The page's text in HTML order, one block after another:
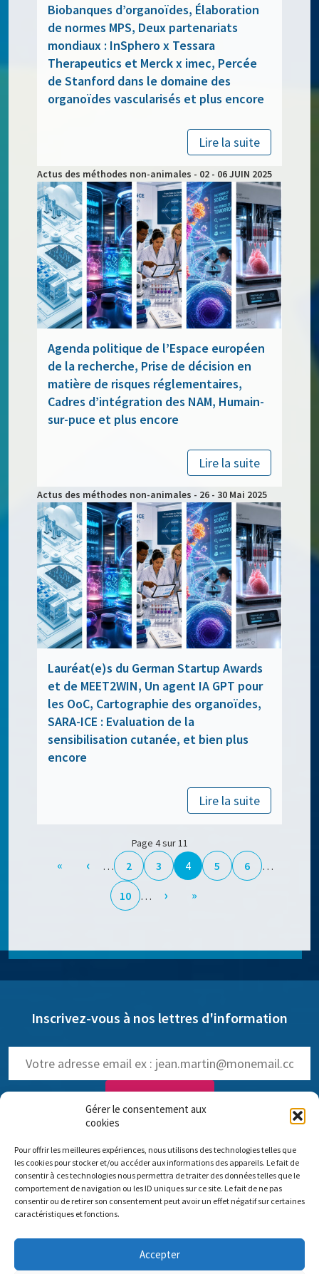
Gérer le consentement aux
cookies
Pour offrir les meilleures expériences, nous utilisons des technologies telles que
les cookies pour stocker et/ou accéder aux informations des appareils. Le fait de
consentir à ces technologies nous permettra de traiter des données telles que le
comportement de navigation ou les ID uniques sur ce site. Le fait de ne pas
consentir ou de retirer son consentement peut avoir un effet négatif sur certaines
caractéristiques et fonctions.
Accepter
Biobanques d’organoïdes, Élaboration
de normes MPS, Deux partenariats
mondiaux : InSphero x Tessara
Therapeutics et Merck x imec, Percée
de Stanford dans le domaine des
organoïdes vascularisés et plus encore
Lire la suite
Actus des méthodes non-animales - 02 - 06 JUIN 2025
Agenda politique de l’Espace européen
de la recherche, Prise de décision en
matière de risques réglementaires,
Cadres d’intégration des NAM, Humain-
sur-puce et plus encore
Lire la suite
Actus des méthodes non-animales - 26 - 30 Mai 2025
Lauréat(e)s du German Startup Awards
et de MEET2WIN, Un agent IA GPT pour
les OoC, Cartographie des organoïdes,
SARA-ICE : Evaluation de la
sensibilisation cutanée, et bien plus
encore
Lire la suite
Page 4 sur 11
« ‹ … 2 3 4 5 6 …
10 … › »
Inscrivez-vous à nos lettres d'information
trimestrielle de Pro Anima(Voir les anciennes lettres)
hebdomadaire dédiée aux NAMs
Comité scientifique Pro Anima
Bureau parisien : 35 rue de Vouillé 75015 Paris – 01 45 63 10 89 - Siège